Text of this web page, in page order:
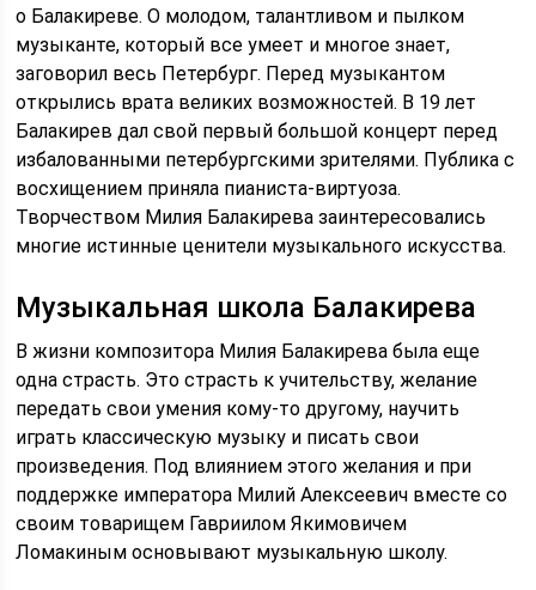
о Балакиреве. О молодом, талантливом и пылком
музыканте, который все умеет и многое знает,
заговорил весь Петербург. Перед музыкантом
открылись врата великих возможностей. В 19 лет
Балакирев дал свой первый большой концерт перед
избалованными петербургскими зрителями. Публика с
восхищением приняла пианиста-виртуоза.
Творчеством Милия Балакирева заинтересовались
многие истинные ценители музыкального искусства.
Музыкальная школа Балакирева
В жизни композитора Милия Балакирева была еще
одна страсть. Это страсть к учительству, желание
передать свои умения кому-то другому, научить
играть классическую музыку и писать свои
произведения. Под влиянием этого желания и при
поддержке императора Милий Алексеевич вместе со
своим товарищем Гавриилом Якимовичем
Ломакиным основывают музыкальную школу.